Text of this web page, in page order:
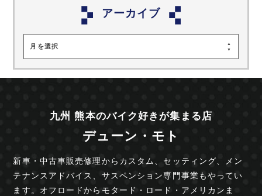
アーカイブ
月を選択
九州 熊本のバイク好きが集まる店
デューン・モト
新車・中古車販売修理からカスタム、セッティング、
メン
テナンスアドバイス、サスペンション専門事業もやってい
ます。オフロードからモタード・ロード・ アメリカンま